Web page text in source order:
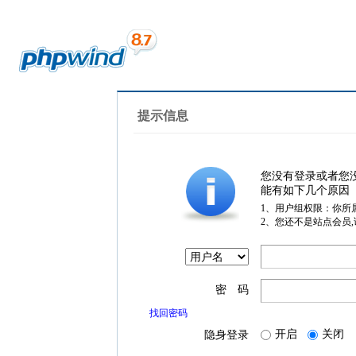
提示信息
您没有登录或者您
能有如下几个原因
1、用户组权限：你所
2、您还不是站点会员
密 码
找回密码
隐身登录 开启 关闭